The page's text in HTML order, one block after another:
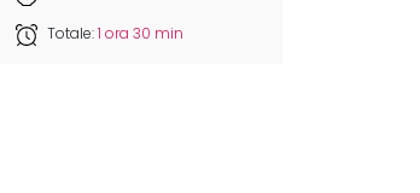
Totale:1 ora 30 min